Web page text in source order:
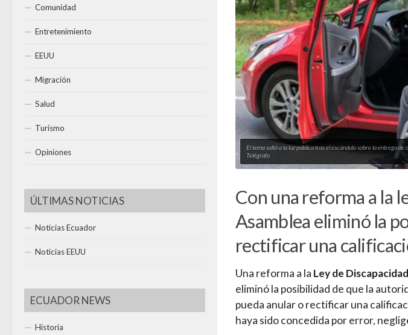
El tema saltó a la luz pública tras el escándalo sobre la entrega
Telégrafo
Con una reforma a la
Asamblea eliminó la
rectificar una
Una reforma a la Ley de
eliminó la posibilidad de que la
pueda anular o rectificar una
haya sido concedida por error,
Comunidad
Entretenimiento
EEUU
Migración
Salud
Turismo
Opiniones
ÚLTIMAS NOTICIAS
Noticias Ecuador
Noticias EEUU
ECUADOR NEWS
Historia